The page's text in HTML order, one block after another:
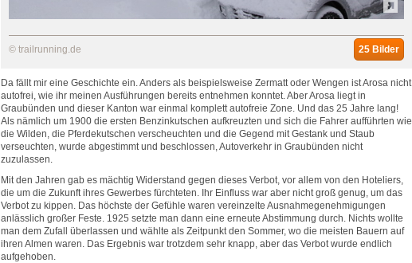
© trailrunning.de 25 Bilder
Da fällt mir eine Geschichte ein. Anders als beispielsweise Zermatt oder Wengen ist Arosa nicht
autofrei, wie ihr meinen Ausführungen bereits entnehmen konntet. Aber Arosa liegt in
Graubünden und dieser Kanton war einmal komplett autofreie Zone. Und das 25 Jahre lang!
Als nämlich um 1900 die ersten Benzinkutschen aufkreuzten und sich die Fahrer aufführten wie
die Wilden, die Pferdekutschen verscheuchten und die Gegend mit Gestank und Staub
verseuchten, wurde abgestimmt und beschlossen, Autoverkehr in Graubünden nicht
zuzulassen.
Mit den Jahren gab es mächtig Widerstand gegen dieses Verbot, vor allem von den Hoteliers,
die um die Zukunft ihres Gewerbes fürchteten. Ihr Einfluss war aber nicht groß genug, um das
Verbot zu kippen. Das höchste der Gefühle waren vereinzelte Ausnahmegenehmigungen
anlässlich großer Feste. 1925 setzte man dann eine erneute Abstimmung durch. Nichts wollte
man dem Zufall überlassen und wählte als Zeitpunkt den Sommer, wo die meisten Bauern auf
ihren Almen waren. Das Ergebnis war trotzdem sehr knapp, aber das Verbot wurde endlich
aufgehoben.